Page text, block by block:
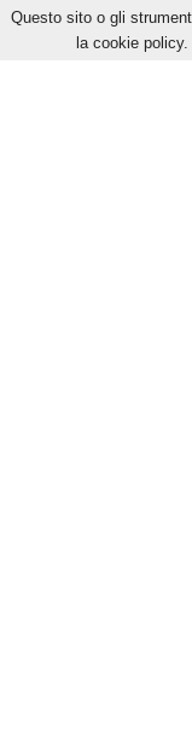
Questo sito o gli
la cookie